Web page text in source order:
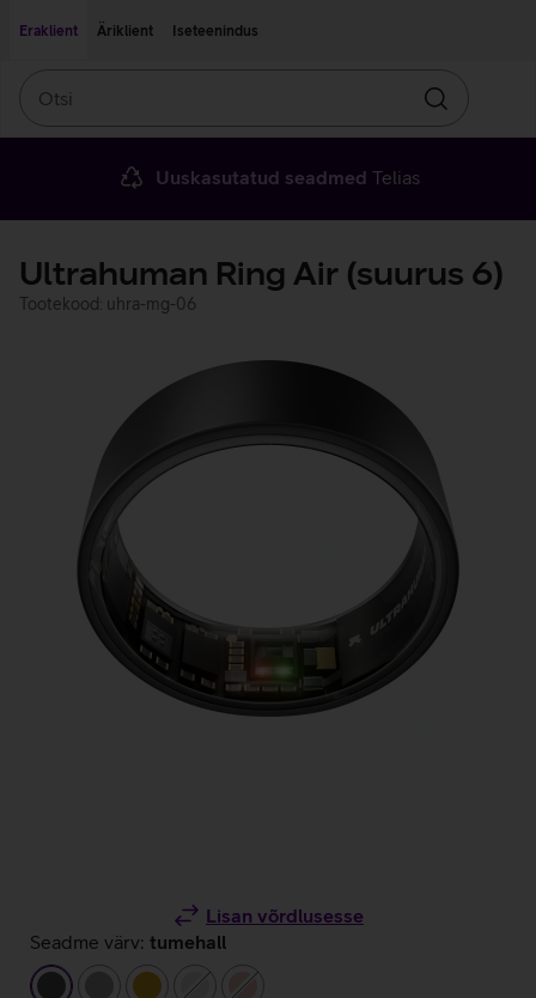
Eraklient
Äriklient Iseteenindus
Otsin
Uuskasutatud seadmed Telias
Ultrahuman Ring Air (suurus 6)
Tootekood: uhra-mg-06
Lisan võrdlusesse
Seadme värv: tumehall
tumehall
kuldnehõbedaneroosakuldne